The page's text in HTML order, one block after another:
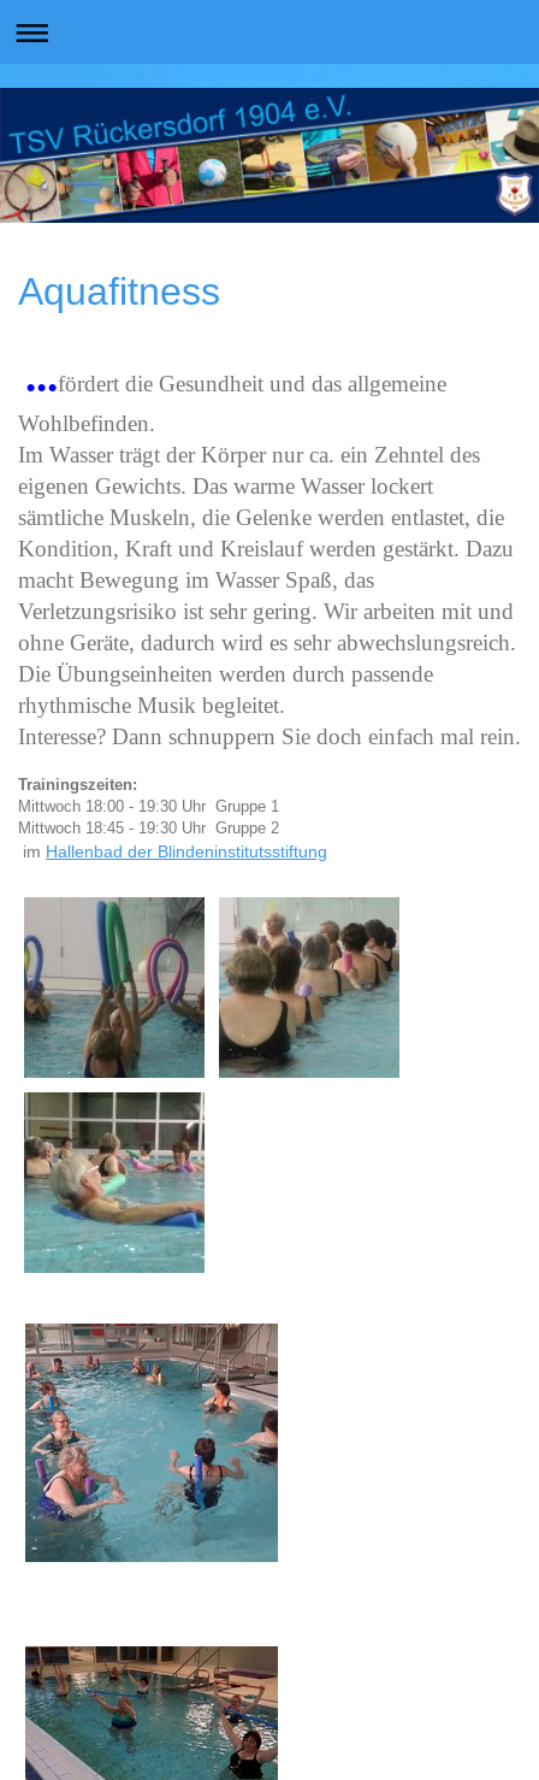
Aquafitness
...fördert die Gesundheit und das allgemeine
Wohlbefinden.
Im Wasser trägt der Körper nur ca. ein Zehntel des
eigenen Gewichts. Das warme Wasser lockert
sämtliche Muskeln, die Gelenke werden entlastet, die
Kondition, Kraft und Kreislauf werden gestärkt. Dazu
macht Bewegung im Wasser Spaß, das
Verletzungsrisiko ist sehr gering. Wir arbeiten mit und
ohne Geräte, dadurch wird es sehr abwechslungsreich.
Die Übungseinheiten werden durch passende
rhythmische Musik begleitet.
Interesse? Dann schnuppern Sie doch einfach mal rein.
Trainingszeiten:
Mittwoch 18:00 - 19:30 Uhr Gruppe 1
Mittwoch 18:45 - 19:30 Uhr Gruppe 2
im Hallenbad der Blindeninstitutsstiftung